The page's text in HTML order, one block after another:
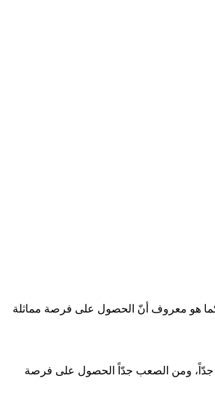
كما هو معروف أنّ الحصول على فرصة مماثلة
جدّاً، ومن الصعب جدّاً الحصول على فرصة